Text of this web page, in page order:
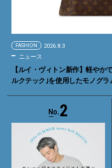
FASHION 2026.8.3
ニュース
【ルイ・ヴィトン新作】軽やか
ルクテック｣を使用したモノグラ
2